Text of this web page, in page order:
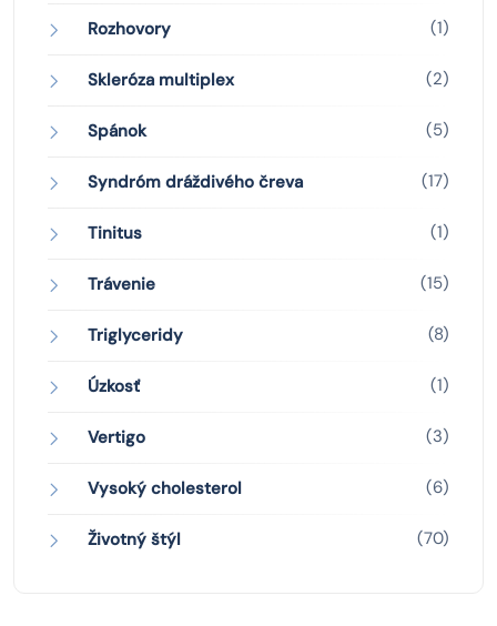
Rozhovory (1)
Skleróza multiplex (2)
Spánok (5)
Syndróm dráždivého čreva (17)
Tinitus (1)
Trávenie (15)
Triglyceridy (8)
Úzkosť (1)
Vertigo (3)
Vysoký cholesterol (6)
Životný štýl (70)